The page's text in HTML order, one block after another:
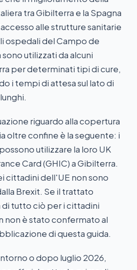
tra Gibilterra e la Spagna
alle strutture sanitarie
ospedali del Campo de
utilizzati da alcuni
per determinati tipi di cure,
i tempi di attesa sul lato di
riguardo alla copertura
oltre confine è la seguente: i
utilizzare la loro UK
Card (GHIC) a Gibilterra.
cittadini dell'UE non sono
Brexit. Se il trattato
di tutto ciò per i cittadini
non è stato confermato al
di questa guida.
o dopo luglio 2026,